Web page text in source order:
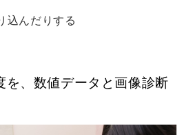
込んだりする
を、数値データと画像診断